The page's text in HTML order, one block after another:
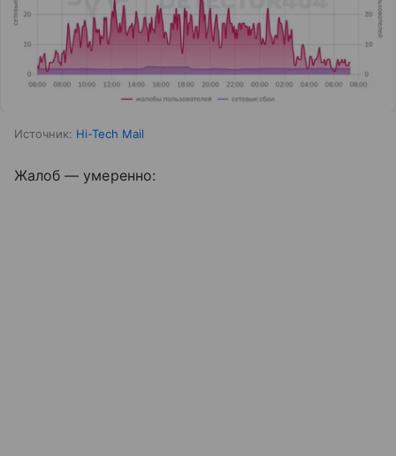
Источник: Hi-Tech Mail
Жалоб — умеренно: